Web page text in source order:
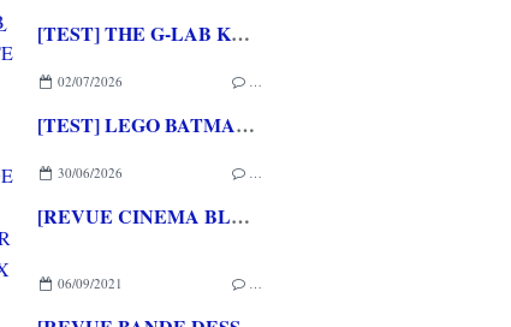
[TEST] THE G-LAB KEYZ ELITE 400 HE PC
02/07/2026 …
[TEST] LEGO BATMAN L'HERITAGE DU CHEVALIER NOIR XBOX SERIES X : C'est Batman Arkham City en LEGO!
30/06/2026 …
[REVUE CINEMA BLU-RAY 4K] THE DESCENT
06/09/2021 …